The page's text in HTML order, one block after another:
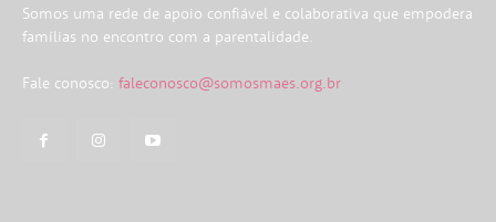
Somos uma rede de apoio confiável e colaborativa que empodera
famílias no encontro com a parentalidade.
Fale conosco: faleconosco@somosmaes.org.br